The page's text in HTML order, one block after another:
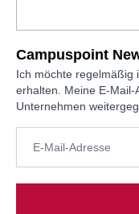
Campuspoint
Ich möchte regelmäßig
erhalten. Meine E-
Unternehmen